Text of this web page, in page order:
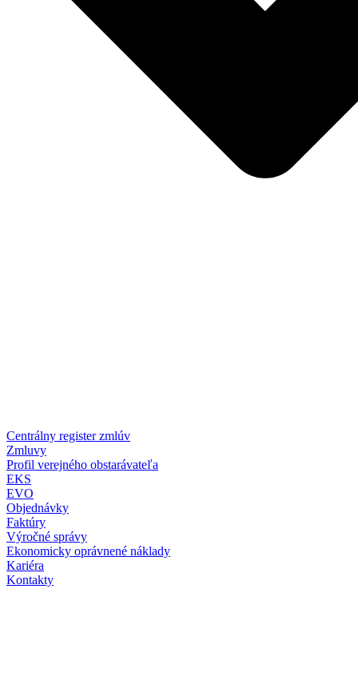
Centrálny register zmlúv
Zmluvy
Profil verejného obstarávateľa
EKS
EVO
Objednávky
Faktúry
Výročné správy
Ekonomicky oprávnené náklady
Kariéra
Kontakty